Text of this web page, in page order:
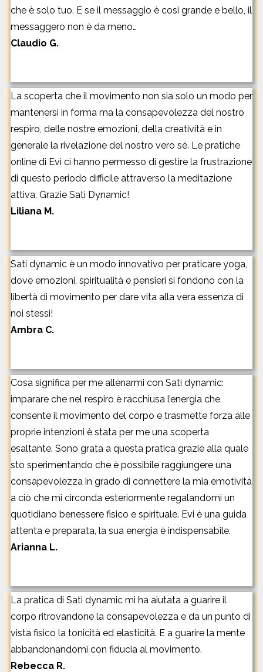
che è solo tuo. E se il messaggio è cosi grande e bello, il
messaggero non è da meno…
Claudio G.
La scoperta che il movimento non sia solo un modo per
mantenersi in forma ma la consapevolezza del nostro
respiro, delle nostre emozioni, della creatività e in
generale la rivelazione del nostro vero sé. Le pratiche
online di Evi ci hanno permesso di gestire la frustrazione
di questo periodo difficile attraverso la meditazione
attiva. Grazie Sati Dynamic!
Liliana M.
Sati dynamic è un modo innovativo per praticare yoga,
dove emozioni, spiritualità e pensieri si fondono con la
libertà di movimento per dare vita alla vera essenza di
noi stessi!
Ambra C.
Cosa significa per me allenarmi con Sati dynamic:
imparare che nel respiro è racchiusa l’energia che
consente il movimento del corpo e trasmette forza alle
proprie intenzioni è stata per me una scoperta
esaltante. Sono grata a questa pratica grazie alla quale
sto sperimentando che è possibile raggiungere una
consapevolezza in grado di connettere la mia emotività
a ciò che mi circonda esteriormente regalandomi un
quotidiano benessere fisico e spirituale. Evi è una guida
attenta e preparata, la sua energia è indispensabile.
Arianna L.
La pratica di Sati dynamic mi ha aiutata a guarire il
corpo ritrovandone la consapevolezza e da un punto di
vista fisico la tonicità ed elasticità. E a guarire la mente
abbandonandomi con fiducia al movimento.
Rebecca R.